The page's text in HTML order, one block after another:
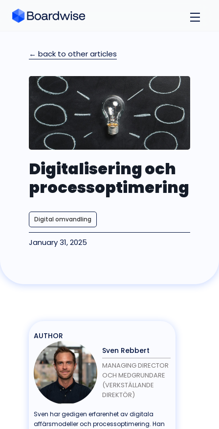
← back to other articles
Digitalisering och
processoptimering
Digital omvandling
January 31, 2025
AUTHOR
Sven Rebbert
MANAGING DIRECTOR
OCH MEDGRUNDARE
(VERKSTÄLLANDE
DIREKTÖR)
Sven har gedigen erfarenhet av digitala
affärsmodeller och processoptimering. Han